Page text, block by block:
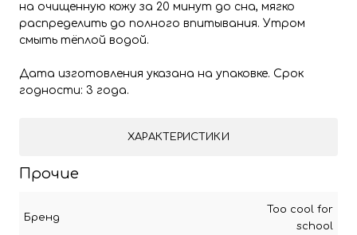
на очищенную кожу за 20 минут до сна, мягко
распределить до полного впитывания. Утром
смыть тёплой водой.
Дата изготовления указана на упаковке. Срок
годности: 3 года.
ХАРАКТЕРИСТИКИ
Прочие
Бренд
Too cool for
school